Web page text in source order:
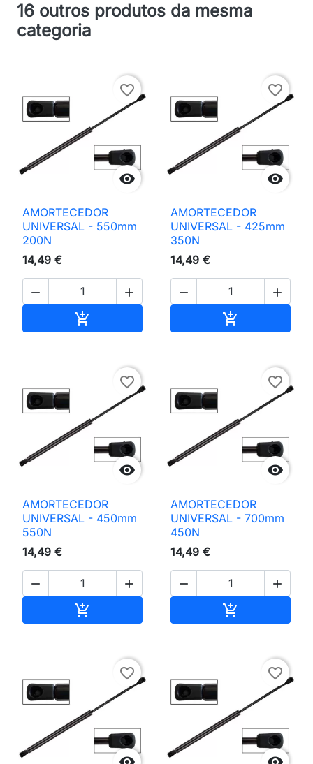
16 outros produtos da mesma
categoria

favorite_border
AMORTECEDOR
UNIVERSAL - 550mm
200N
14,49 €
 


favorite_border
AMORTECEDOR
UNIVERSAL - 425mm
350N
14,49 €
 


favorite_border
AMORTECEDOR
UNIVERSAL - 450mm
550N
14,49 €
 


favorite_border
AMORTECEDOR
UNIVERSAL - 700mm
450N
14,49 €
 

favorite_border favorite_border